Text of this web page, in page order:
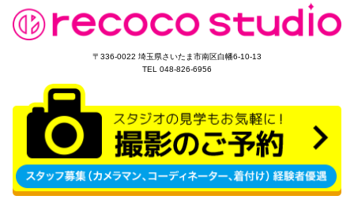
〒336-0022 埼玉県さいたま市南区白幡6-10-13
TEL 048-826-6956